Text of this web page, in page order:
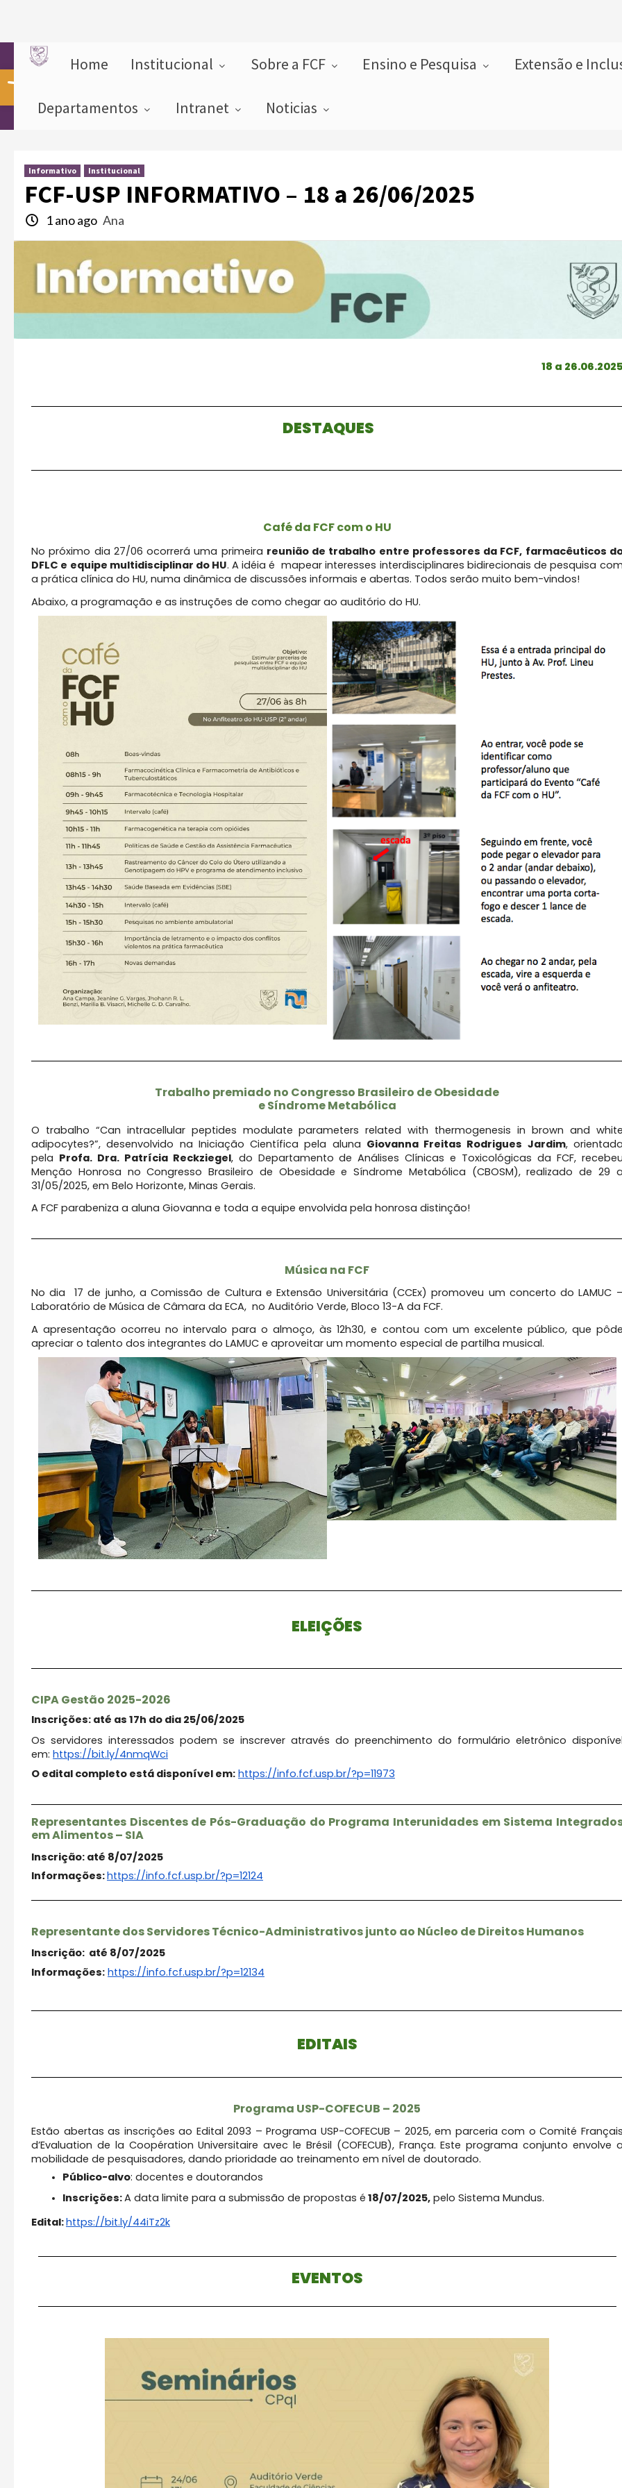
Abrir a barra de ferramentas
Home Institucional Sobre a FCF Ensino e Pesquisa Extensão e
Departamentos Intranet Noticias
Informativo Institucional
FCF-USP INFORMATIVO – 18 a 26/06/2025
1 ano ago Ana
18 a
DESTAQUES
Café da FCF com o HU
No próximo dia 27/06 ocorrerá uma primeira reunião de trabalho entre professores da FCF, farmacêuticos
DFLC e equipe multidisciplinar do HU. A idéia é mapear interesses interdisciplinares bidirecionais de pesquisa
a prática clínica do HU, numa dinâmica de discussões informais e abertas. Todos serão muito bem-vindos!
Abaixo, a programação e as instruções de como chegar ao auditório do HU.
Trabalho premiado no Congresso Brasileiro de Obesidade
e Síndrome Metabólica
O trabalho “Can intracellular peptides modulate parameters related with thermogenesis in brown and
adipocytes?”, desenvolvido na Iniciação Científica pela aluna Giovanna Freitas Rodrigues Jardim,
pela Profa. Dra. Patrícia Reckziegel, do Departamento de Análises Clínicas e Toxicológicas da FCF,
Menção Honrosa no Congresso Brasileiro de Obesidade e Síndrome Metabólica (CBOSM), realizado de 29
31/05/2025, em Belo Horizonte, Minas Gerais.
A FCF parabeniza a aluna Giovanna e toda a equipe envolvida pela honrosa distinção!
Música na FCF
No dia 17 de junho, a Comissão de Cultura e Extensão Universitária (CCEx) promoveu um concerto do LAMUC
Laboratório de Música de Câmara da ECA, no Auditório Verde, Bloco 13-A da FCF.
A apresentação ocorreu no intervalo para o almoço, às 12h30, e contou com um excelente público, que
apreciar o talento dos integrantes do LAMUC e aproveitar um momento especial de partilha musical.
ELEIÇÕES
CIPA Gestão 2025-2026
Inscrições: até as 17h do dia 25/06/2025
Os servidores interessados podem se inscrever através do preenchimento do formulário eletrônico
em: https://bit.ly/4nmqWci
O edital completo está disponível em: https://info.fcf.usp.br/?p=11973
Representantes Discentes de Pós-Graduação do Programa Interunidades em Sistema
em Alimentos – SIA
Inscrição: até 8/07/2025
Informações:https://info.fcf.usp.br/?p=12124
Representante dos Servidores Técnico-Administrativos junto ao Núcleo de Direitos Humanos
Inscrição: até 8/07/2025
Informações: https://info.fcf.usp.br/?p=12134
EDITAIS
Programa USP-COFECUB – 2025
Estão abertas as inscrições ao Edital 2093 – Programa USP-COFECUB – 2025, em parceria com o Comité
d’Evaluation de la Coopération Universitaire avec le Brésil (COFECUB), França. Este programa conjunto envolve
mobilidade de pesquisadores, dando prioridade ao treinamento em nível de doutorado.
Público-alvo: docentes e doutorandos
Inscrições:A data limite para a submissão de propostas é 18/07/2025, pelo Sistema Mundus.
Edital:https://bit.ly/44iTz2k
EVENTOS